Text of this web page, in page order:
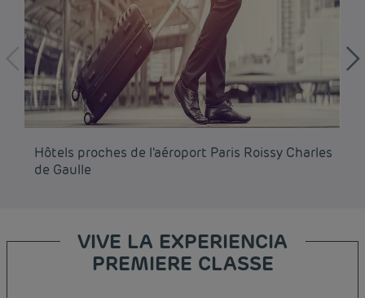
Hôtels proches de l'aéroport Paris Roissy Charles
de Gaulle
VIVE LA EXPERIENCIA
PREMIERE CLASSE